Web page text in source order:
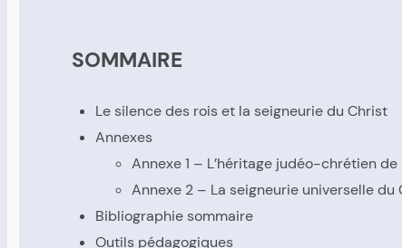
SOMMAIRE
Le silence des rois et la sei­gneu­rie du Christ
Annexes
Annexe 1 – L’hé­ri­tage judéo-chré­tien de
Annexe 2 – La sei­gneu­rie uni­ver­selle
Biblio­gra­phie som­maire
Outils péda­go­giques